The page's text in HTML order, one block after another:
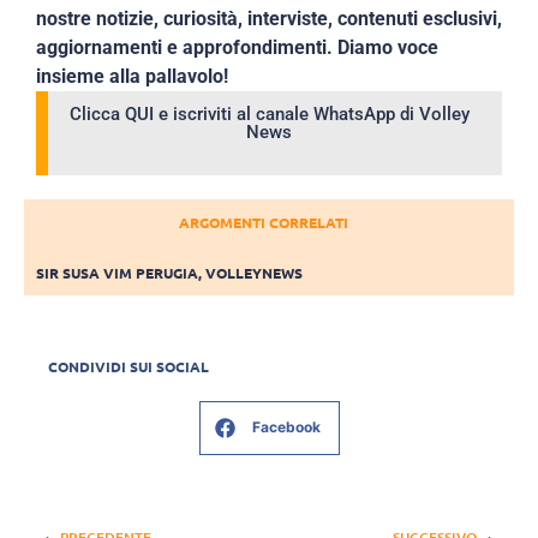
nostre notizie, curiosità, interviste, contenuti esclusivi,
aggiornamenti e approfondimenti. Diamo voce
insieme alla pallavolo!
Clicca QUI e iscriviti al canale WhatsApp di Volley
News
ARGOMENTI CORRELATI
SIR SUSA VIM PERUGIA,VOLLEYNEWS
CONDIVIDI SUI SOCIAL
Facebook